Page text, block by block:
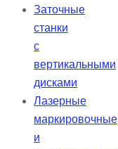
Заточные
станки
с
вертикальными
дисками
Лазерные
маркировочные
и